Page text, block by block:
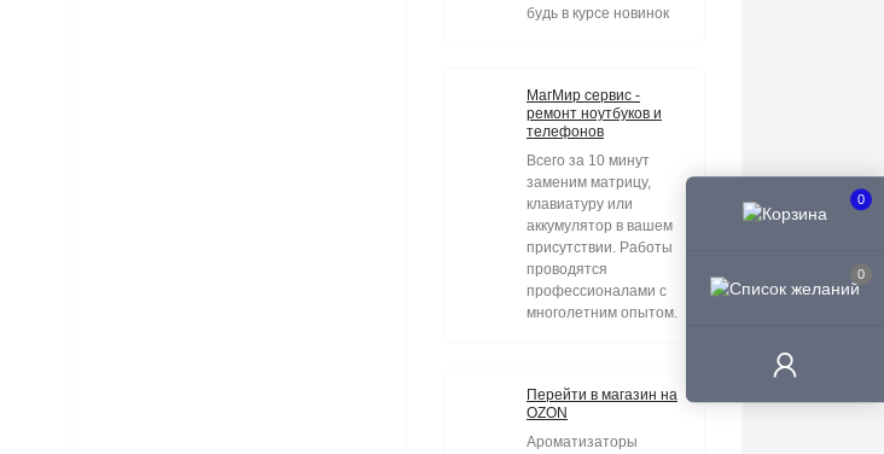
0
0
будь в курсе новинок
МагМир сервис -
ремонт ноутбуков и
телефонов
Всего за 10 минут
заменим матрицу,
клавиатуру или
аккумулятор в вашем
присутствии. Работы
проводятся
профессионалами с
многолетним опытом.
Перейти в магазин на
OZON
Ароматизаторы